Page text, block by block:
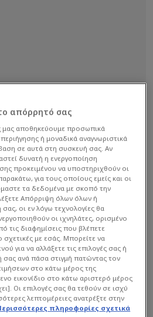
απόρρητό σας
μας αποθηκεύουμε προσωπικά
ή μοναδικά αναγνωριστικά
σε αυτά στη συσκευή σας. Αν
δυνατή η ενεργοποίηση
προκειμένου να υποστηριχθούν οι
για τους οποίους εμείς και οι
τα δεδομένα με σκοπό την
Απόρριψη όλων όλων ή
οι εν λόγω τεχνολογίες θα
οι ιχνηλάτες, ορισμένο
τις διαφημίσεις που βλέπετε
σχετικές με εσάς. Μπορείτε να
για να αλλάξετε τις επιλογές σας ή
σας ανά πάσα στιγμή πατώντας τον
στο κάτω μέρος της
εικονίδιο στο κάτω αριστερό μέρος
Οι επιλογές σας θα τεθούν σε ισχύ
λεπτομέρειες ανατρέξτε στην
πληροφορίες σχετικά